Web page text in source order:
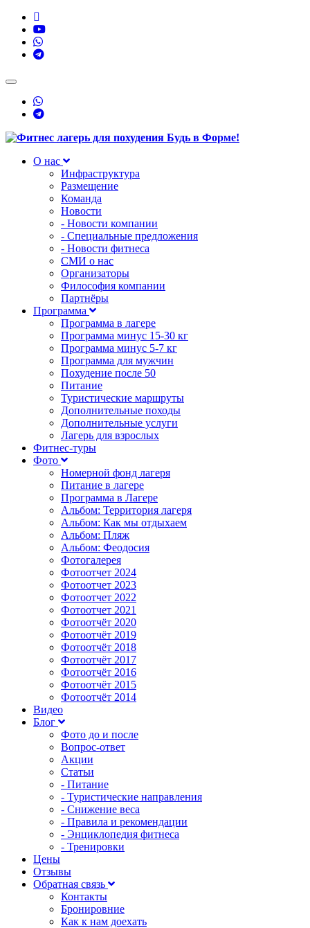
Toggle
navigation
О нас
Инфраструктура
Размещение
Команда
Новости
- Новости компании
- Специальные предложения
- Новости фитнеса
СМИ о нас
Организаторы
Философия компании
Партнёры
Программа
Программа в лагере
Программа минус 15-30 кг
Программа минус 5-7 кг
Программа для мужчин
Похудение после 50
Питание
Туристические маршруты
Дополнительные походы
Дополнительные услуги
Лагерь для взрослых
Фитнес-туры
Фото
Номерной фонд лагеря
Питание в лагере
Программа в Лагере
Альбом: Территория лагеря
Альбом: Как мы отдыхаем
Альбом: Пляж
Альбом: Феодосия
Фотогалерея
Фотоотчет 2024
Фотоотчет 2023
Фотоотчет 2022
Фотоотчет 2021
Фотоотчёт 2020
Фотоотчёт 2019
Фотоотчёт 2018
Фотоотчёт 2017
Фотоотчёт 2016
Фотоотчёт 2015
Фотоотчёт 2014
Видео
Блог
Фото до и после
Вопрос-ответ
Акции
Статьи
- Питание
- Туристические направления
- Снижение веса
- Правила и рекомендации
- Энциклопедия фитнеса
- Тренировки
Цены
Отзывы
Обратная связь
Контакты
Бронировние
Как к нам доехать